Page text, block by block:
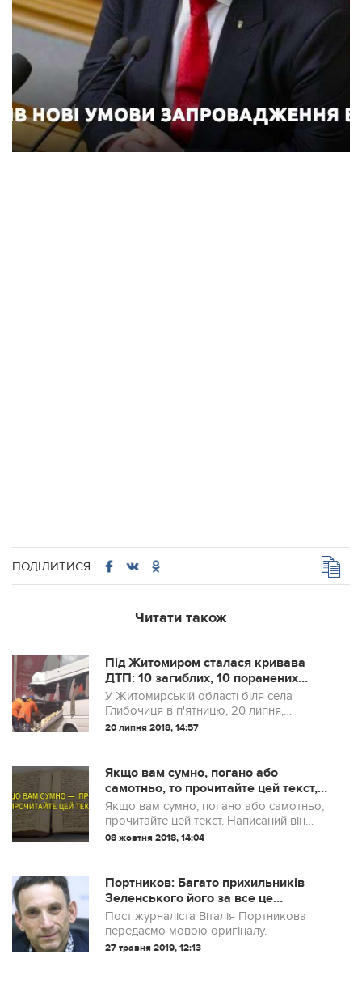
ПОДІЛИТИСЯ
Читати також
Під Житомиром сталася кривава
ДТП: 10 загиблих, 10 поранених
(ФОТО)
У Житомирській області біля села
Глибочиця в п'ятницю, 20 липня,
зіштовхнулися великогабаритна фура з
10 осіб, ще стільки ж були травмовані. Як
...
20 липня 2018, 14:57
Якщо вам сумно, погано або
самотньо, то прочитайте цей текст,
якому майже 100 років
Якщо вам сумно, погано або самотньо,
прочитайте цей текст. Написаний він
поетом Максом Ерманом в далекому
Desiderata. Цей твір настільки мудрий і
прониклив...
08 жовтня 2018, 14:04
Портников: Багато прихильників
Зеленського його за все це
зненавидять – але зате з’являться ті,
хто готовий буде його зрозуміти і
захистити
Пост журналіста Віталія Портникова
передаємо мовою оригіналу.
27 травня 2019, 12:13